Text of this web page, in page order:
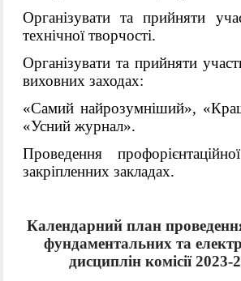
Організувати та прийняти
технічної творчості.
Організувати та прийняти
виховних заходах:
«Самий найрозумніший»,
«Усний журнал».
Проведенняпрофорієнтаційн
закріпленних закладах.
Календарний план
фундаментальних та
дисциплін комісії2023-